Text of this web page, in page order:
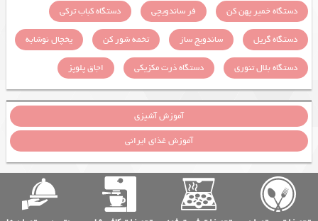
دستگاه خمیر پهن کن
فر ساندویچی
دستگاه کباب ترکی
دستگاه گریل
ساندویچ ساز تخمه شور کن
یخچال نوشابه
دستگاه بلال تنوری
دستگاه ذرت مکزیکی اجاق پلوپز
آموزش آشپزی
آموزش غذای ایرانی